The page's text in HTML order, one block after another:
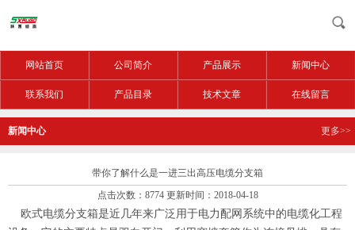
网站首页 公司简介 产品展示 新闻中心
联系我们 产品目录 技术文章 在线留言
新闻中心 更多>>
带你了解什么是一进三出高压电缆分支箱
点击次数：8774 更新时间：2018-04-18
欧式电缆分支箱是近几年来广泛用于电力配网系统中的电缆化工程